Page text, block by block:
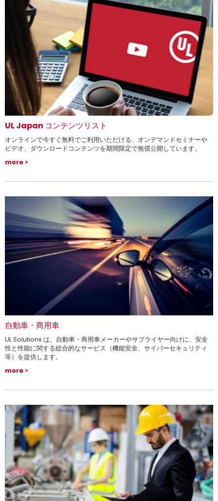
UL Japan コンテンツリスト
オンラインで今すぐ無料でご利用いただける、オンデマンドセミナーや
ビデオ、ダウンロードコンテンツを期間限定で無償公開しています。
more
自動車・商用車
UL Solutions は、自動車・商用車メーカーやサプライヤー向けに、安全
性と性能に関する総合的なサービス（機能安全、サイバーセキュリティ
等）を提供します。
more